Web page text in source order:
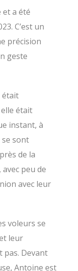
et a été
C’est un
précision
geste
était
était
instant, à
sont
de la
peu de
avec leur
voleurs se
leur
pas. Devant
Antoine est